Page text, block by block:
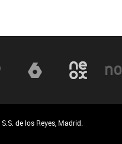
de los Reyes, Madrid.